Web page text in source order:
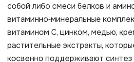
собой либо смеси белков и
витаминно‑минеральные
витамином C, цинком, медью,
растительные экстракты,
косвенно поддерживают синтез